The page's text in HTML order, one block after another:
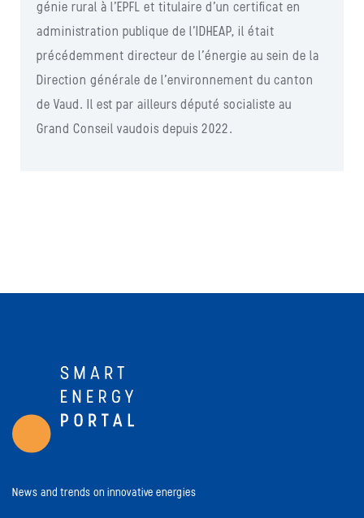
génie rural à l’EPFL et titulaire d’un certificat en
administration publique de l’IDHEAP, il était
précédemment directeur de l’énergie au sein de la
Direction générale de l’environnement du canton
de Vaud. Il est par ailleurs député socialiste au
Grand Conseil vaudois depuis 2022.
News and trends on innovative energies